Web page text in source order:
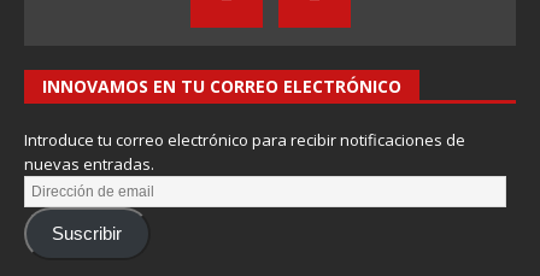
INNOVAMOS EN TU CORREO ELECTRÓNICO
Introduce tu correo electrónico para recibir notificaciones de
nuevas entradas.
Suscribir